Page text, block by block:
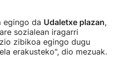
egingo da Udaletxe plazan,
sozialean iragarri
zibikoa egingo dugu
erakusteko", dio mezuak.